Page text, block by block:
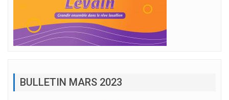
BULLETIN MARS 2023